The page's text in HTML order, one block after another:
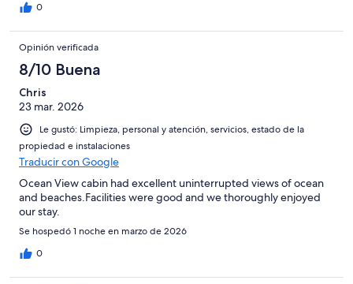
0
Opinión verificada
8/10 Buena
Chris
23 mar. 2026
Le gustó: Limpieza, personal y atención, servicios, estado de la
propiedad e instalaciones
Traducir con Google
Ocean View cabin had excellent uninterrupted views of ocean
and beaches.Facilities were good and we thoroughly enjoyed
our stay.
Se hospedó 1 noche en marzo de 2026
0